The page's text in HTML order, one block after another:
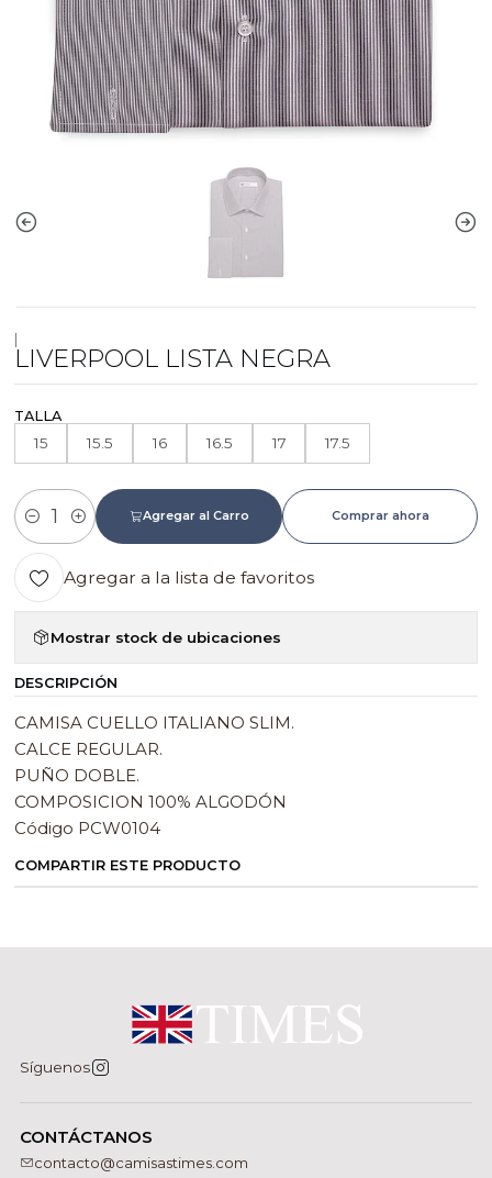
LIVERPOOL LISTA NEGRA
TALLA
15 15.5 16 16.5 17 17.5
Cantidad
Agregar al Carro Comprar ahora
Agregar a la lista de favoritos
Mostrar stock de ubicaciones
DESCRIPCIÓN
CAMISA CUELLO ITALIANO SLIM.
CALCE REGULAR.
PUÑO DOBLE.
COMPOSICION 100% ALGODÓN
Código PCW0104
COMPARTIR ESTE PRODUCTO
Síguenos
CONTÁCTANOS
contacto@camisastimes.com